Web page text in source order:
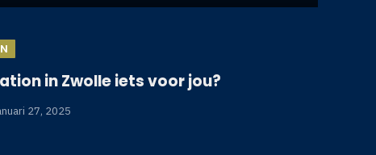
in Zwolle iets voor jou?
27, 2025